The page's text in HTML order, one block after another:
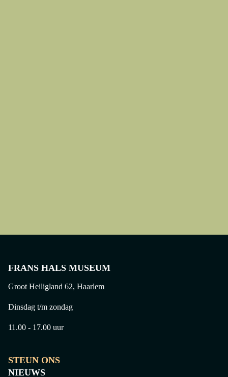
LICHTING CLAIMT RUIMTE VOOR
JONGEREN IN HET FRANS HALS
FRANS HALS MUSEUM
Groot Heiligland 62, Haarlem
Dinsdag t/m zondag
11.00 - 17.00 uur
STEUN ONS
NIEUWS